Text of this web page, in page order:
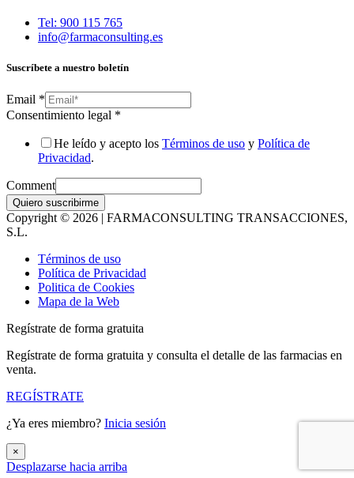
Tel: 900 115 765
info@farmaconsulting.es
Suscríbete a nuestro boletín
Email *
Consentimiento legal *
He leído y acepto los Términos de uso y Política de
Privacidad.
Comment
Quiero suscribirme
Copyright © 2026 | FARMACONSULTING TRANSACCIONES,
S.L.
Términos de uso
Política de Privacidad
Politica de Cookies
Mapa de la Web
Regístrate de forma gratuita
Regístrate de forma gratuita y consulta el detalle de las farmacias en
venta.
REGÍSTRATE
¿Ya eres miembro? Inicia sesión
×
Desplazarse hacia arriba